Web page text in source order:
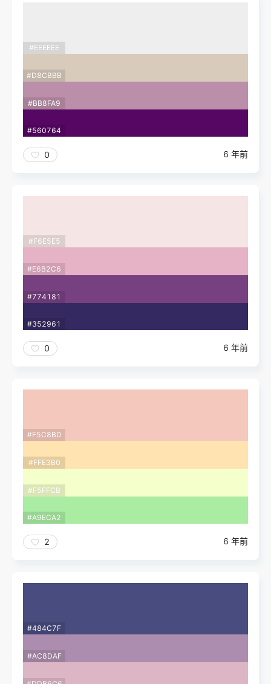
#EEEEEE
#D8CBBB
#BB8FA9
#560764
0 6 年前
#F6E5E5
#E6B2C6
#774181
#352961
0 6 年前
#F5C8BD
#FFE3B0
#F5FFCB
#A9ECA2
2 6 年前
#484C7F
#AC8DAF